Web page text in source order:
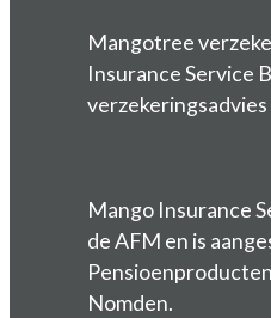
Mangotree
Insurance Service
Mango Insurance
de AFM en is
Nomden.